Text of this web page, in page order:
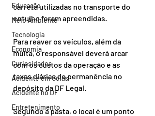
Educação
Meio Ambiente
Tecnologia
Economia
Curiosidades
Acidente em Goiás
Acidente no DF
Entretenimento
carreta utilizadas no transporte do
entulho foram apreendidas.
Para reaver os veículos, além da
multa, o responsável deverá arcar
com os custos da operação e as
taxas diárias de permanência no
depósito da DF Legal.
Segundo a pasta, o local é um ponto